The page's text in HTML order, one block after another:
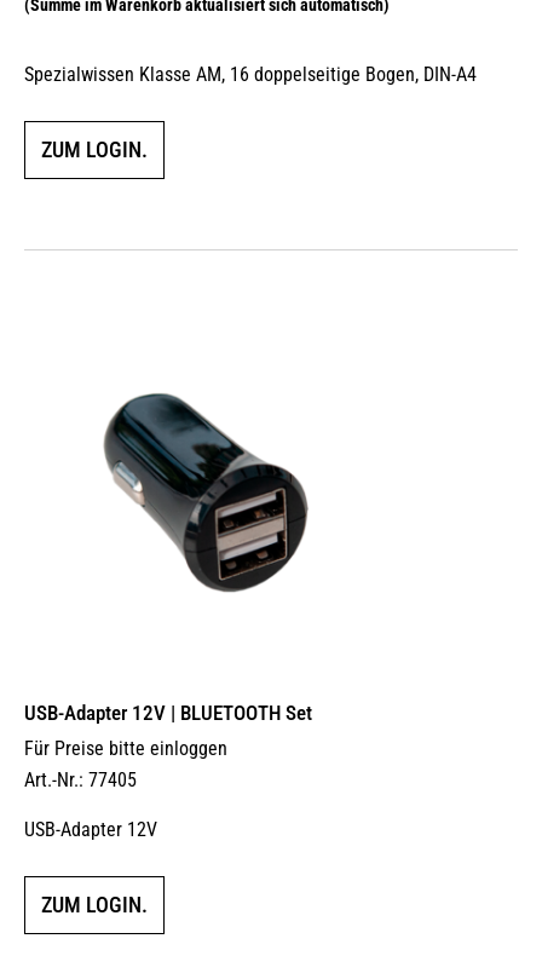
Spezialwissen Klasse AM, 16 doppelseitige Bogen, DIN-A4
ZUM LOGIN.
USB-Adapter 12V | BLUETOOTH Set
Für Preise bitte einloggen
Art.-Nr.: 77405
USB-Adapter 12V
ZUM LOGIN.